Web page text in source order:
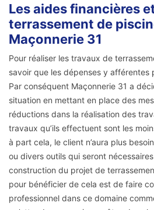
Les aides financières
terrassement de
Maçonnerie 31
Pour réaliser les travaux de
savoir que les dépenses y afférentes
Par conséquent Maçonnerie 31 a
situation en mettant en place des
réductions dans la réalisation des
travaux qu’ils effectuent sont les
à part cela, le client n’aura plus
ou divers outils qui seront
construction du projet de
pour bénéficier de cela est de faire
professionnel dans ce domaine